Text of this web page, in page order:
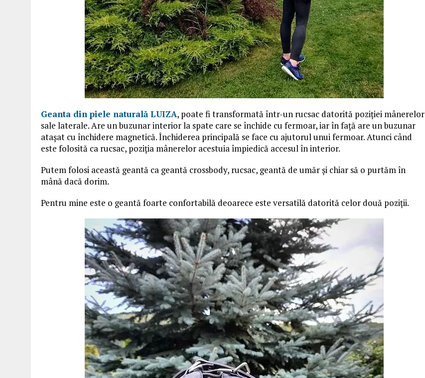
Geanta din piele naturală LUIZA, poate fi transformată într-un rucsac datorită poziției mânerelor
sale laterale. Are un buzunar interior la spate care se închide cu fermoar, iar în față are un buzunar
atașat cu închidere magnetică. Închiderea principală se face cu ajutorul unui fermoar. Atunci când
este folosită ca rucsac, poziția mânerelor acestuia împiedică accesul în interior.
Putem folosi această geantă ca geantă crossbody, rucsac, geantă de umăr și chiar să o purtăm în
mână dacă dorim.
Pentru mine este o geantă foarte confortabilă deoarece este versatilă datorită celor două poziții.